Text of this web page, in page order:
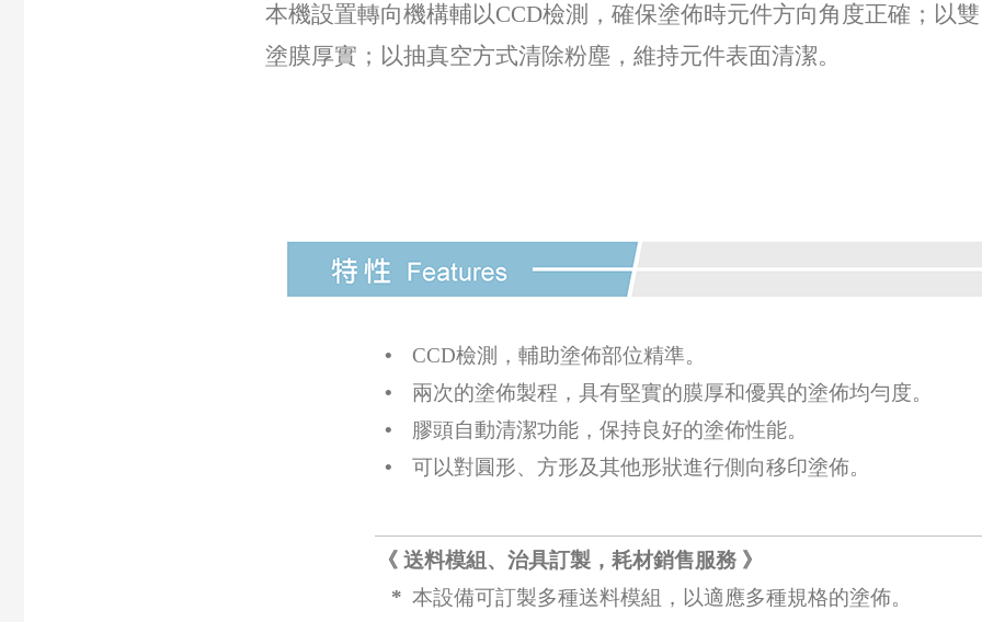
本機設置轉向機構輔以CCD檢測，確保塗佈時元件方向角度正確；以
塗膜厚實；以抽真空方式清除粉塵，維持元件表面清潔。
•
CCD檢測，輔助塗佈部位精準。
•
兩次的塗佈製程，具有堅實的膜厚和優異的塗佈均勻度。
•
膠頭自動清潔功能，保持良好的塗佈性能。
•
可以對圓形、方形及其他形狀進行側向移印塗佈。
《 送料模組、治具訂製，耗材銷售服務 》
* 本設備可訂製多種送料模組，以適應多種規格的塗佈。